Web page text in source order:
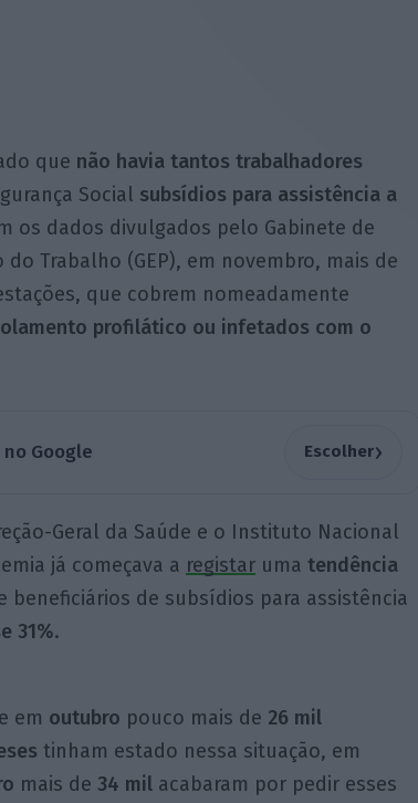
que não havia tantos trabalhadores
Social subsídios para assistência a
os dados divulgados pelo Gabinete de
Trabalho (GEP), em novembro, mais de
que cobrem nomeadamente
profilático ou infetados com o
Google Escolher›
Geral da Saúde e o Instituto Nacional
já começava a registaruma tendência
beneficiários de subsídios para assistência
31%.
em outubro pouco mais de 26 mil
tinham estado nessa situação, em
mais de 34 milacabaram por pedir esses